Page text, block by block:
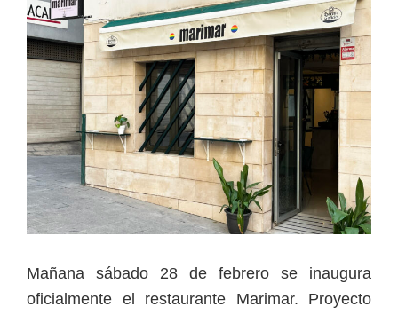
Mañana sábado 28 de febrero se inaugura
oficialmente el restaurante Marimar. Proyecto